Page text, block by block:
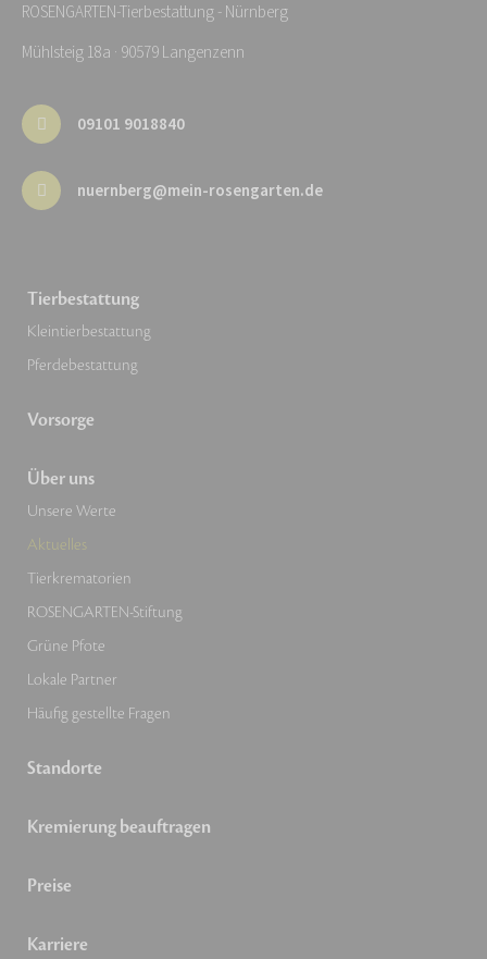
ROSENGARTEN-Tierbestattung - Nürnberg
Mühlsteig 18a · 90579 Langenzenn
09101 9018840
nuernberg@mein-rosengarten.de
Tierbestattung
Kleintierbestattung
Pferdebestattung
Vorsorge
Über uns
Unsere Werte
Aktuelles
Tierkrematorien
ROSENGARTEN-Stiftung
Grüne Pfote
Lokale Partner
Häufig gestellte Fragen
Standorte
Kremierung beauftragen
Preise
Karriere